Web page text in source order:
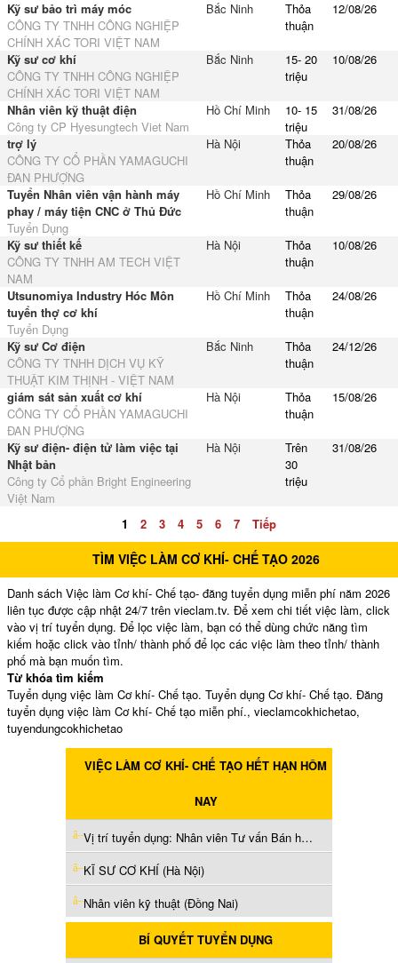
Kỹ sư bảo trì máy móc
CÔNG TY TNHH CÔNG NGHIỆP
CHÍNH XÁC TORI VIỆT NAM
Bắc Ninh
Thỏa
thuận
12/08/26
Kỹ sư cơ khí
CÔNG TY TNHH CÔNG NGHIỆP
CHÍNH XÁC TORI VIỆT NAM
Bắc Ninh
15- 20
triệu
10/08/26
Nhân viên kỹ thuật điện
Công ty CP Hyesungtech Viet Nam
Hồ Chí Minh
10- 15
triệu
31/08/26
trợ lý
CÔNG TY CỔ PHẦN YAMAGUCHI
ĐAN PHƯỢNG
Hà Nội
Thỏa
thuận
20/08/26
Tuyển Nhân viên vận hành máy
phay / máy tiện CNC ở Thủ Đức
Tuyển Dụng
Hồ Chí Minh
Thỏa
thuận
29/08/26
Kỹ sư thiết kế
CÔNG TY TNHH AM TECH VIỆT
NAM
Hà Nội
Thỏa
thuận
10/08/26
Utsunomiya Industry Hóc Môn
tuyển thợ cơ khí
Tuyển Dụng
Hồ Chí Minh
Thỏa
thuận
24/08/26
Kỹ sư Cơ điện
CÔNG TY TNHH DỊCH VỤ KỸ
THUẬT KIM THỊNH - VIỆT NAM
Bắc Ninh
Thỏa
thuận
24/12/26
giám sát sản xuất cơ khí
CÔNG TY CỔ PHẦN YAMAGUCHI
ĐAN PHƯỢNG
Hà Nội
Thỏa
thuận
15/08/26
Kỹ sư điện- điện tử làm việc tại
Nhật bản
Công ty Cổ phần Bright Engineering
Việt Nam
Hà Nội
Trên
30
triệu
31/08/26
1 2 3 4 5 6 7 Tiếp
TÌM VIỆC LÀM CƠ KHÍ- CHẾ TẠO 2026
Danh sách Việc làm Cơ khí- Chế tạo- đăng tuyển dụng miễn phí năm 2026
liên tục được cập nhật 24/7 trên vieclam.tv. Để xem chi tiết việc làm, click
vào vị trí tuyển dụng. Để lọc việc làm, bạn có thể dùng chức năng tìm
kiếm hoặc click vào tỉnh/ thành phố để lọc các việc làm theo tỉnh/ thành
phố mà bạn muốn tìm.
Từ khóa tìm kiếm
Tuyển dụng việc làm Cơ khí- Chế tạo. Tuyển dụng Cơ khí- Chế tạo. Đăng
tuyển dụng việc làm Cơ khí- Chế tạo miễn phí., vieclamcokhichetao,
tuyendungcokhichetao
VIỆC LÀM CƠ KHÍ- CHẾ TẠO HẾT HẠN HÔM
NAY
Vị trí tuyển dụng: Nhân viên Tư vấn Bán hàng (Xe máy & Phụ kiện) (Hà Nội)
KĨ SƯ CƠ KHÍ (Hà Nội)
Nhân viên kỹ thuật (Đồng Nai)
BÍ QUYẾT TUYỂN DỤNG